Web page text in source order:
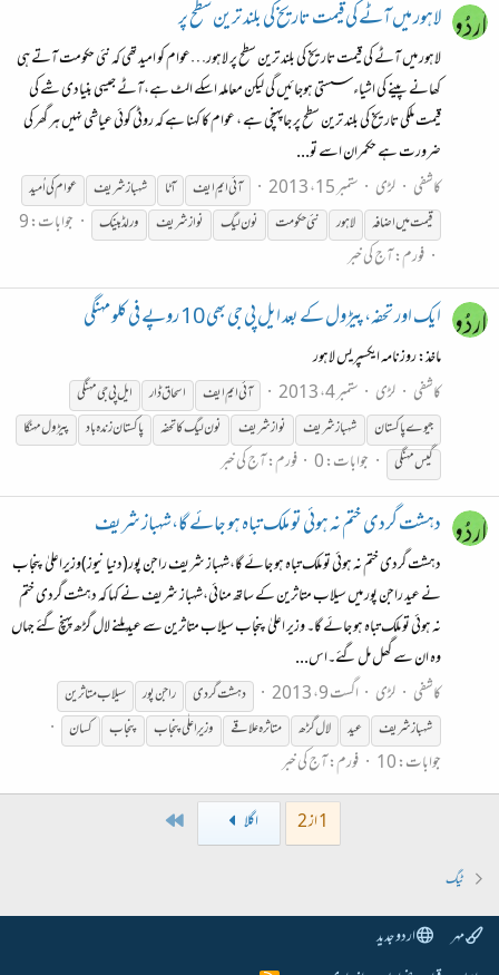
لاہور میں آٹے کی قیمت تاریخ کی بلند ترین سطح پر
لاہور میں آٹے کی قیمت تاریخ کی بلند ترین سطح پر لاہور…عوام کو امید تھی کہ نئی حکومت آتے ہی
کھانے پینے کی اشیاء سستی ہوجائیں گی لیکن معاملہ اسکے الٹ ہے،آٹے جیسی بنیادی شے کی
قیمت ملکی تاریخ کی بلند ترین سطح پر جاپہنچی ہے ، عوام کا کہنا ہے کہ روٹی کوئی عیاشی نہیں ہر گھر کی
ضرورت ہے حکمران اسے تو...
کاشفی
لڑی ستمبر 15، 2013 آئی ایم ایف آٹا شہبازشریف
عوام کی اُمید
قیمت میں اضافہ
لاہور نئی حکومت نو ن لیگ نوازشریف ورلڈ بینک
جوابات: 9
فورم:آج کی خبر
ایک اور تحفہ، پیڑول کے بعد ایل پی جی بھی 10 روپے فی کلو مہنگی
ماخذ: روزنامہ ایکسپریس لاہور
کاشفی
لڑی ستمبر 4، 2013 آئی ایم ایف اسحاق ڈار
ایل پی جی مہنگی
جیوے پاکستان
شہبازشریف نوازشریف نون لیگ کا تحفہ پاکستان زندہ باد
پیڑول مہنگا
گیس مہنگی
جوابات: 0 فورم:آج کی خبر
دہشت گردی ختم نہ ہوئی تو ملک تباہ ہو جائے گا،شہباز شریف
دہشت گردی ختم نہ ہوئی تو ملک تباہ ہو جائے گا،شہباز شریف راجن پور(دنیا نیوز)وزیراعلیٰ پنجاب
نے عید راجن پور میں سیلاب متاثرین کے ساتھ منائی،شہباز شریف نے کہا کہ دہشت گردی ختم
نہ ہوئی تو ملک تباہ ہو جائے گا۔ وزیر اعلیٰ پنجاب سیلاب متاثرین سے عید ملنے لال گڑھ پہنچ گئے جہاں
وہ ان سے گھل مل گئے۔اس...
کاشفی
لڑی اگست 9، 2013 دہشت گردی راجن پور
سیلاب متاثرین
شہبازشریف عید لال گڑھ متاثرہ علاقے وزیرِ اعلٰی پنجاب پنجاب کسان
جوابات: 10 فورم:آج کی خبر
1 از 2
اگلا
ٹیگ
مہر
اردو جدید